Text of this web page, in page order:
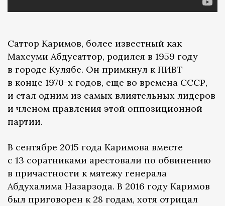
Саттор Каримов, более известный как
Махсуми Абдусаттор, родился в 1959 году
в городе Кулябе. Он примкнул к ПИВТ
в конце 1970-х годов, еще во времена СССР,
и стал одним из самых влиятельных лидеров
и членом правления этой оппозиционной
партии.
В сентябре 2015 года Каримова вместе
с 13 соратниками арестовали по обвинению
в причастности к мятежу генерала
Абдухалима Назарзода. В 2016 году Каримов
был приговорен к 28 годам, хотя отрицал